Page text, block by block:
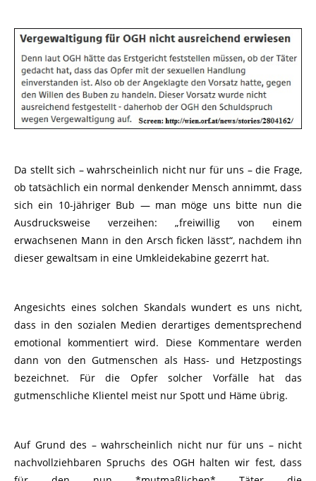
Da stellt sich – wahrscheinlich nicht nur für uns – die Frage,
ob tatsächlich ein normal denkender Mensch annimmt, dass
sich ein 10-jähriger Bub — man möge uns bitte nun die
Ausdrucksweise verzeihen: „freiwillig von einem
erwachsenen Mann in den Arsch ficken lässt“, nachdem ihn
dieser gewaltsam in eine Umkleidekabine gezerrt hat.
Angesichts eines solchen Skandals wundert es uns nicht,
dass in den sozialen Medien derartiges dementsprechend
emotional kommentiert wird. Diese Kommentare werden
dann von den Gutmenschen als Hass- und Hetzpostings
bezeichnet. Für die Opfer solcher Vorfälle hat das
gutmenschliche Klientel meist nur Spott und Häme übrig.
Auf Grund des – wahrscheinlich nicht nur für uns – nicht
nachvollziehbaren Spruchs des OGH halten wir fest, dass